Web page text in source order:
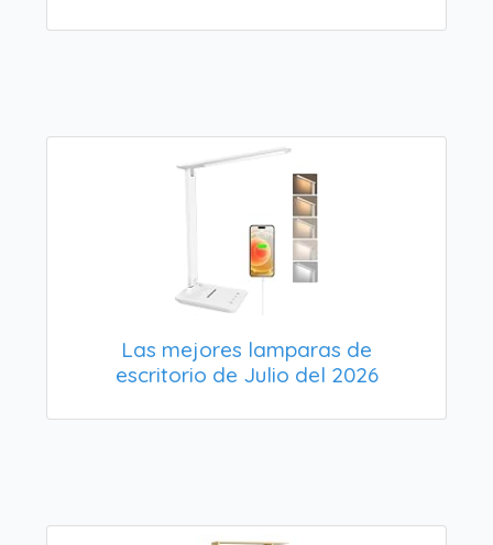
Las mejores lamparas de
escritorio de Julio del 2026